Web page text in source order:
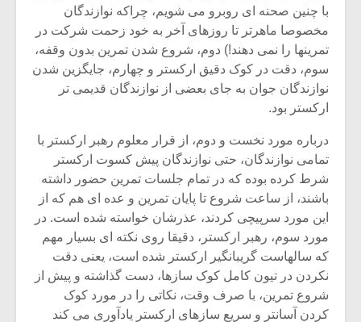
با چنین صحنه ای روبرو می شویم، چراکه نوازندگان
مخصوصا ماهرتر تا روزهای آخر به خود زحمت شرکت در
تمرینها را نمی دهند!) دوم، شروع شدن تمرین بدون وقفه،
سوم، دقت در کوک دقیق ارکستر و چهارم، جایگزین شدن
نوازندگان جوان به جای بعضی از نوازندگان قدیمی تر
ارکستر بود.
درباره مورد نخست و دوم، از قرار معلوم رهبر ارکستر با
تمامی نوازندگان، حتی نوازندگان پیش کسوت ارکستر
شرط کرده بوده که در تمام جلسات تمرین حضور داشته
باشند، از ساعت شروع تا پایان تمرین و عده ای هم که از
این مورد سرپیچی کردند، عذرشان خواسته شده است. در
مورد سوم، رهبر ارکستر، دقیقا روی نکته ای بسیار مهم
که سالهاست گریبانگیر ارکستر شده است، یعنی دقت
نکردن در تیون کامل کوک سازها، دست گذاشته و پیش از
شروع تمرین، با صرف وقت، نکاتی را در مورد کوک
کردن آسانتر و سریع سازهای ارکستر یادآوری می کند
یادداشتی بر موسیقی
متن فیلم «متری
شیش و نیم»
اگر نمی توانی
مشهورترین باشی،
بدنام ترین باش
دوره
موسیقی
موسیقی
برگزار
سکانسی